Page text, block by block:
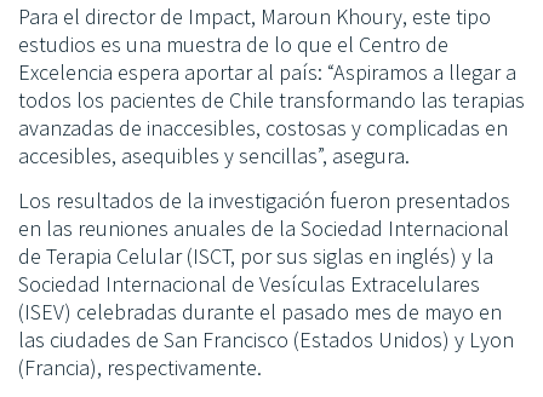
Para el director de Impact, Maroun Khoury, este tipo
estudios es una muestra de lo que el Centro de
Excelencia espera aportar al país: “Aspiramos a llegar a
todos los pacientes de Chile transformando las terapias
avanzadas de inaccesibles, costosas y complicadas en
accesibles, asequibles y sencillas”, asegura.
Los resultados de la investigación fueron presentados
en las reuniones anuales de la Sociedad Internacional
de Terapia Celular (ISCT, por sus siglas en inglés) y la
Sociedad Internacional de Vesículas Extracelulares
(ISEV) celebradas durante el pasado mes de mayo en
las ciudades de San Francisco (Estados Unidos) y Lyon
(Francia), respectivamente.